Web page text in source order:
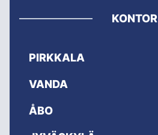
KONTOR
PIRKKALA
VANDA
ÅBO